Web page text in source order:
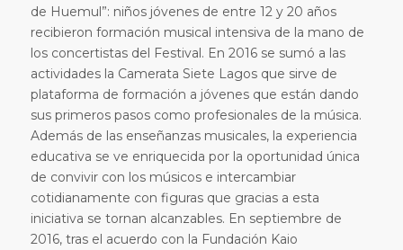
de Huemul”: niños jóvenes de entre 12 y 20 años
recibieron formación musical intensiva de la mano de
los concertistas del Festival. En 2016 se sumó a las
actividades la Camerata Siete Lagos que sirve de
plataforma de formación a jóvenes que están dando
sus primeros pasos como profesionales de la música.
Además de las enseñanzas musicales, la experiencia
educativa se ve enriquecida por la oportunidad única
de convivir con los músicos e intercambiar
cotidianamente con figuras que gracias a esta
iniciativa se tornan alcanzables. En septiembre de
2016, tras el acuerdo con la Fundación Kaio